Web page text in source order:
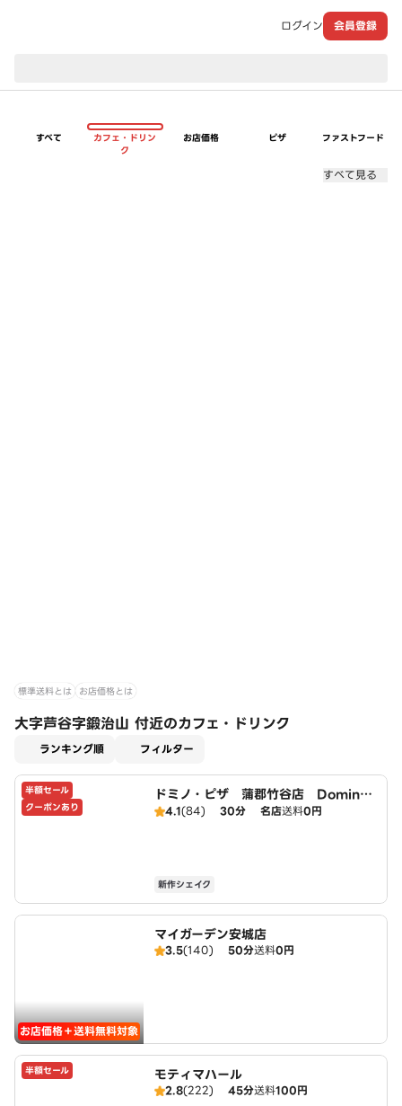
ログイン 会員登録
すべて
カフェ・ドリン
ク
お店価格 ピザ ファストフード
すべて見る
標準送料とは お店価格とは
大字芦谷字鍛治山 付近のカフェ・ドリンク
ランキング順 フィルター
半額セール
クーポンあり
ドミノ・ピザ 蒲郡竹谷店 Domin
o's4.1(84) 30分 名店送料0円
新作シェイク
お店価格＋送料無料対象
マイガーデン安城店
3.5(140) 50分送料0円
半額セール モティマハール
2.8(222) 45分送料100円